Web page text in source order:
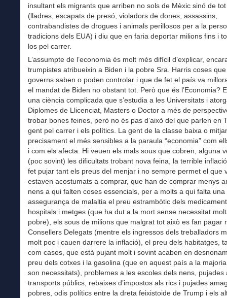
insultant els migrants que arriben no sols de Mèxic sinó de
(lladres, escapats de presó, violadors de dones, assassins,
contrabandistes de drogues i animals perillosos per a la
tradicions dels EUA) i diu que en faria deportar milions fins i
los pel carrer.
L’assumpte de l’economia és molt més difícil d’explicar,
trumpistes atribueixin a Biden i la pobre Sra. Harris coses
governs saben o poden controlar i que de fet el país va
el mandat de Biden no obstant tot. Però que és l’Economia?
una ciència complicada que s’estudia a les Universitats i
Diplomes de Llicenciat, Masters o Doctor a més de
trobar bones feines, però no és pas d’això del que parlen en
gent pel carrer i els polítics. La gent de la classe baixa o
precisament el més sensibles a la paraula “economia” com
i com els afecta. Hi veuen els mals sous que cobren, alguna
(poc sovint) les dificultats trobant nova feina, la terrible
fet pujar tant els preus del menjar i no sempre permet el que
estaven acostumats a comprar, que han de comprar menys
nens a qui falten coses essencials, per a molts a qui falta una
assegurança de malaltia el preu estrambòtic dels
hospitals i metges (que ha dut a la mort sense necessitat
pobre), els sous de milions que malgrat tot això es fan pagar
Consellers Delegats (mentre els ingressos dels treballadors
molt poc i cauen darrere la inflació), el preu dels habitatges,
com cases, que està pujant molt i sovint acaben en
preu dels cotxes i la gasolina (que en aquest país a la
son necessitats), problemes a les escoles dels nens, pujades
transports públics, rebaixes d’impostos als rics i pujades
pobres, odis polítics entre la dreta feixistoide de Trump i els